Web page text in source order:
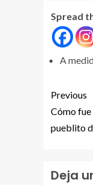
Spread
A
Previous
Cómo fue
pueblito
Deja